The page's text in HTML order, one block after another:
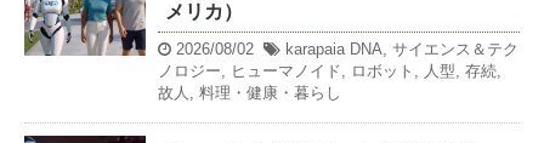
メリカ）
2026/08/02 karapaia DNA, サイエンス＆テク
ノロジー, ヒューマノイド, ロボット , 人型, 存続,
故人 , 料理・健康・暮らし